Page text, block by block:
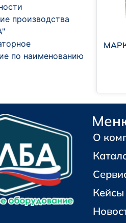
производства
по наименованию
О
Кейсы